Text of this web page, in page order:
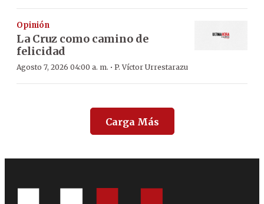
Opinión
La Cruz como camino de
felicidad
Agosto 7, 2026 04:00 a. m. · P. Víctor Urrestarazu
Carga Más